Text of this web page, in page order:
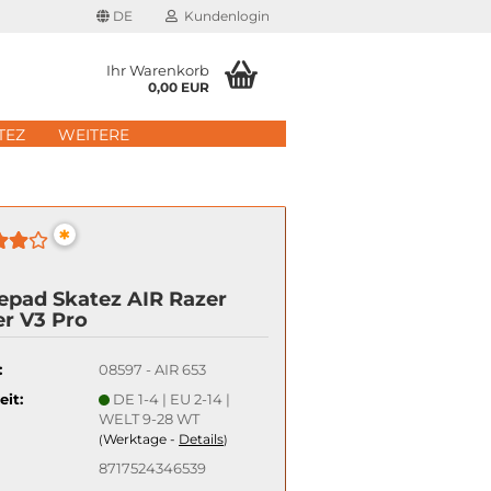
DE Kundenlogin
Schnelle Anmeldung mit
Ihr Warenkorb
0,00 EUR
WEITERE
*
Skatez AIR Razer
V3 Pro
08597 - AIR 653
DE 1-4 | EU 2-14 |
WELT 9-28 WT
(Werktage - Details)
8717524346539